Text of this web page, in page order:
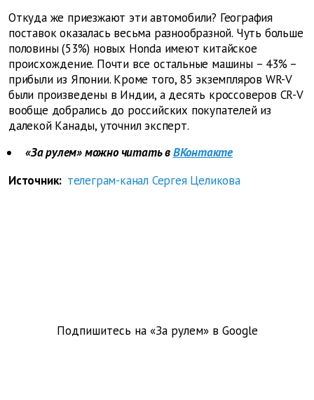
Откуда же приезжают эти автомобили? География
поставок оказалась весьма разнообразной. Чуть больше
половины (53%) новых Honda имеют китайское
происхождение. Почти все остальные машины – 43% –
прибыли из Японии. Кроме того, 85 экземпляров WR-V
были произведены в Индии, а десять кроссоверов CR-V
вообще добрались до российских покупателей из
далекой Канады, уточнил эксперт.
«За рулем» можно читать вВКонтакте
Источник: телеграм-канал Сергея Целикова
Подпишитесь на «За рулем» в Google